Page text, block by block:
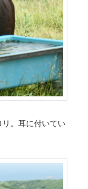
。耳に付いてい